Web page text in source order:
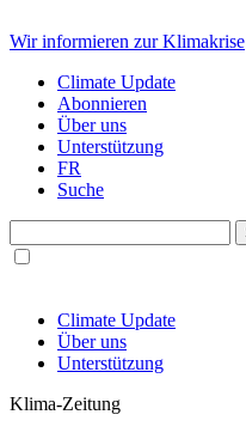
Wir informieren zur Klimakrise
Climate Update
Abonnieren
Über uns
Unterstützung
FR
Suche
Climate Update
Über uns
Unterstützung
Klima-Zeitung